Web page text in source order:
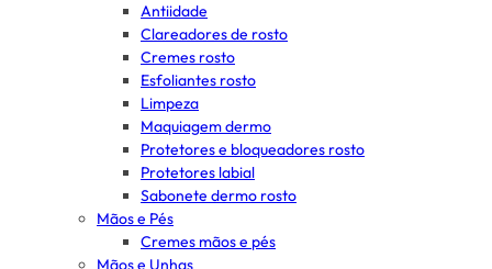
Antiidade
Clareadores de rosto
Cremes rosto
Esfoliantes rosto
Limpeza
Maquiagem dermo
Protetores e bloqueadores rosto
Protetores labial
Sabonete dermo rosto
Mãos e Pés
Cremes mãos e pés
Mãos e Unhas